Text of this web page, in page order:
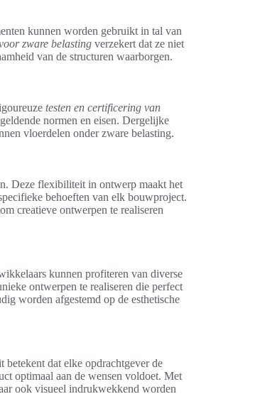
kunnen worden gebruikt in tal van
zware belasting verzekert dat ze niet
van de structuren waarborgen.
testen en certificering van
normen en eisen. Dergelijke
vloerdelen onder zware belasting.
Deze flexibiliteit in ontwerp maakt het
behoeften van elk bouwproject.
creatieve ontwerpen te realiseren
kunnen profiteren van diverse
ontwerpen te realiseren die perfect
worden afgestemd op de esthetische
betekent dat elke opdrachtgever de
optimaal aan de wensen voldoet. Met
ook visueel indrukwekkend worden